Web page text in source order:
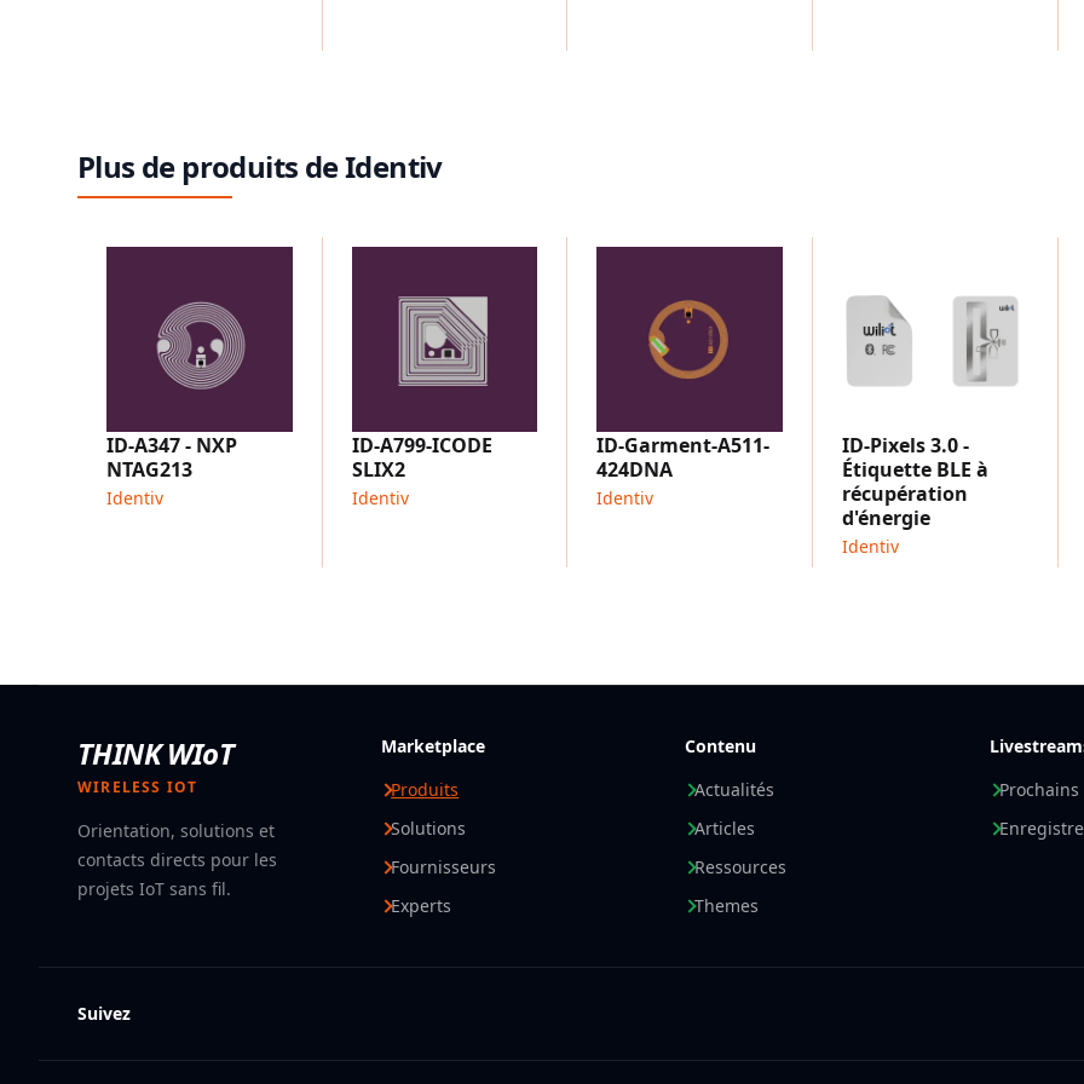
La combinaison d'une
altérations et d'une
Plus de produits de Identiv
ID-A347 - NXP
NTAG213
Identiv
ID-A799-ICODE
SLIX2
Identiv
ID-Garment-A511-
424DNA
Identiv
ID-Pixels 3.0 -
Étiquette BLE à
récupération
d'énergie
Identiv
THINK WIoT
WIRELESS IOT
Orientation, solutions et
contacts directs pour les
projets IoT sans fil.
Marketplace
Produits
Solutions
Fournisseurs
Experts
Contenu
Actualités
Articles
Ressources
Themes
Prochains
Suivez